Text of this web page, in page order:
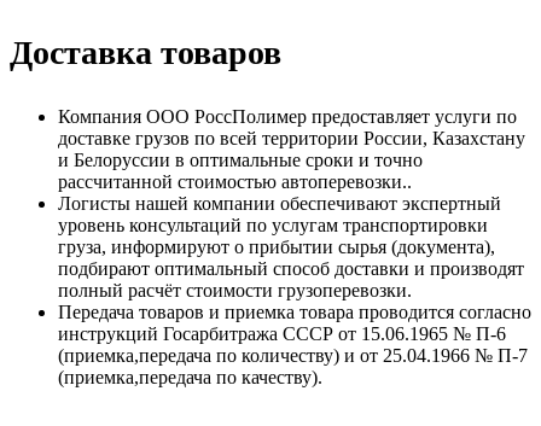
Доставка товаров
Компания ООО РоссПолимер предоставляет услуги по
доставке грузов по всей территории России, Казахстану
и Белоруссии в оптимальные сроки и точно
рассчитанной стоимостью автоперевозки..
Логисты нашей компании обеспечивают экспертный
уровень консультаций по услугам транспортировки
груза, информируют о прибытии сырья (документа),
подбирают оптимальный способ доставки и производят
полный расчёт стоимости грузоперевозки.
Передача товаров и приемка товара проводится согласно
инструкций Госарбитража СССР от 15.06.1965 № П-6
(приемка,передача по количеству) и от 25.04.1966 № П-7
(приемка,передача по качеству).